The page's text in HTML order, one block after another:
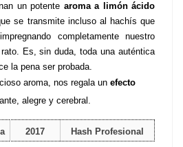
un potente aroma a limón ácido
se transmite incluso al hachís que
completamente nuestro
Es, sin duda, toda una auténtica
la pena ser probada.
aroma, nos regala un efecto
alegre y cerebral.
2017 Hash Profesional